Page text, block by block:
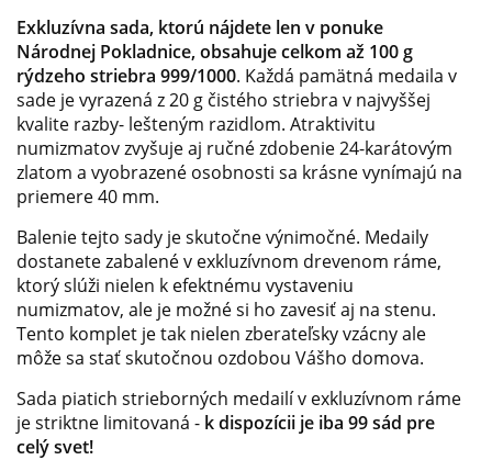
Exkluzívna sada, ktorú nájdete len v ponuke
Národnej Pokladnice, obsahuje celkom až 100 g
rýdzeho striebra 999/1000. Každá pamätná medaila v
sade je vyrazená z 20 g čistého striebra v najvyššej
kvalite razby- lešteným razidlom. Atraktivitu
numizmatov zvyšuje aj ručné zdobenie 24-karátovým
zlatom a vyobrazené osobnosti sa krásne vynímajú na
priemere 40 mm.
Balenie tejto sady je skutočne výnimočné. Medaily
dostanete zabalené v exkluzívnom drevenom ráme,
ktorý slúži nielen k efektnému vystaveniu
numizmatov, ale je možné si ho zavesiť aj na stenu.
Tento komplet je tak nielen zberateľsky vzácny ale
môže sa stať skutočnou ozdobou Vášho domova.
Sada piatich strieborných medailí v exkluzívnom ráme
je striktne limitovaná - k dispozícii je iba 99 sád pre
celý svet!